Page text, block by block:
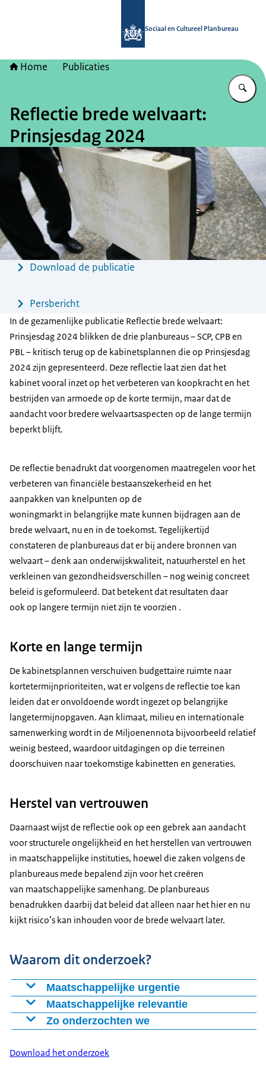
Sociaal en Cultureel Planbureau
Home Publicaties
Reflectie brede welvaart:
Prinsjesdag 2024
MenuDownload de publicatie
Persbericht
In de gezamenlijke publicatie Reflectie brede welvaart:
Prinsjesdag 2024 blikken de drie planbureaus – SCP, CPB en
PBL – kritisch terug op de kabinetsplannen die op Prinsjesdag
2024 zijn gepresenteerd. Deze reflectie laat zien dat het
kabinet vooral inzet op het verbeteren van koopkracht en het
bestrijden van armoede op de korte termijn, maar dat de
aandacht voor bredere welvaartsaspecten op de lange termijn
beperkt blijft.
De reflectie benadrukt dat voorgenomen maatregelen voor het
verbeteren van financiële bestaanszekerheid en het
aanpakken van knelpunten op de
woningmarkt in belangrijke mate kunnen bijdragen aan de
brede welvaart, nu en in de toekomst. Tegelijkertijd
constateren de planbureaus dat er bij andere bronnen van
welvaart – denk aan onderwijskwaliteit, natuurherstel en het
verkleinen van gezondheidsverschillen – nog weinig concreet
beleid is geformuleerd. Dat betekent dat resultaten daar
ook op langere termijn niet zijn te voorzien .
Korte en lange termijn
De kabinetsplannen verschuiven budgettaire ruimte naar
kortetermijnprioriteiten, wat er volgens de reflectie toe kan
leiden dat er onvoldoende wordt ingezet op belangrijke
langetermijnopgaven. Aan klimaat, milieu en internationale
samenwerking wordt in de Miljoenennota bijvoorbeeld relatief
weinig besteed, waardoor uitdagingen op die terreinen
doorschuiven naar toekomstige kabinetten en generaties.
Herstel van vertrouwen
Daarnaast wijst de reflectie ook op een gebrek aan aandacht
voor structurele ongelijkheid en het herstellen van vertrouwen
in maatschappelijke instituties, hoewel die zaken volgens de
planbureaus mede bepalend zijn voor het creëren
van maatschappelijke samenhang. De planbureaus
benadrukken daarbij dat beleid dat alleen naar het hier en nu
kijkt risico’s kan inhouden voor de brede welvaart later.
Waarom dit onderzoek?
Maatschappelijke urgentie
De reflectie maakt duidelijk dat het politieke en
maatschappelijke debat rond brede welvaart van groot
koopkrachtverbetering – kunnen leiden
Maatschappelijke relevantie
Deze analyse zet beleidsmakers en het parlement aan
begrotingskeuzes: niet alleen economische en
Zo onderzochten we
een beleidstechnische beoordeling en analyse van de
Download het onderzoek